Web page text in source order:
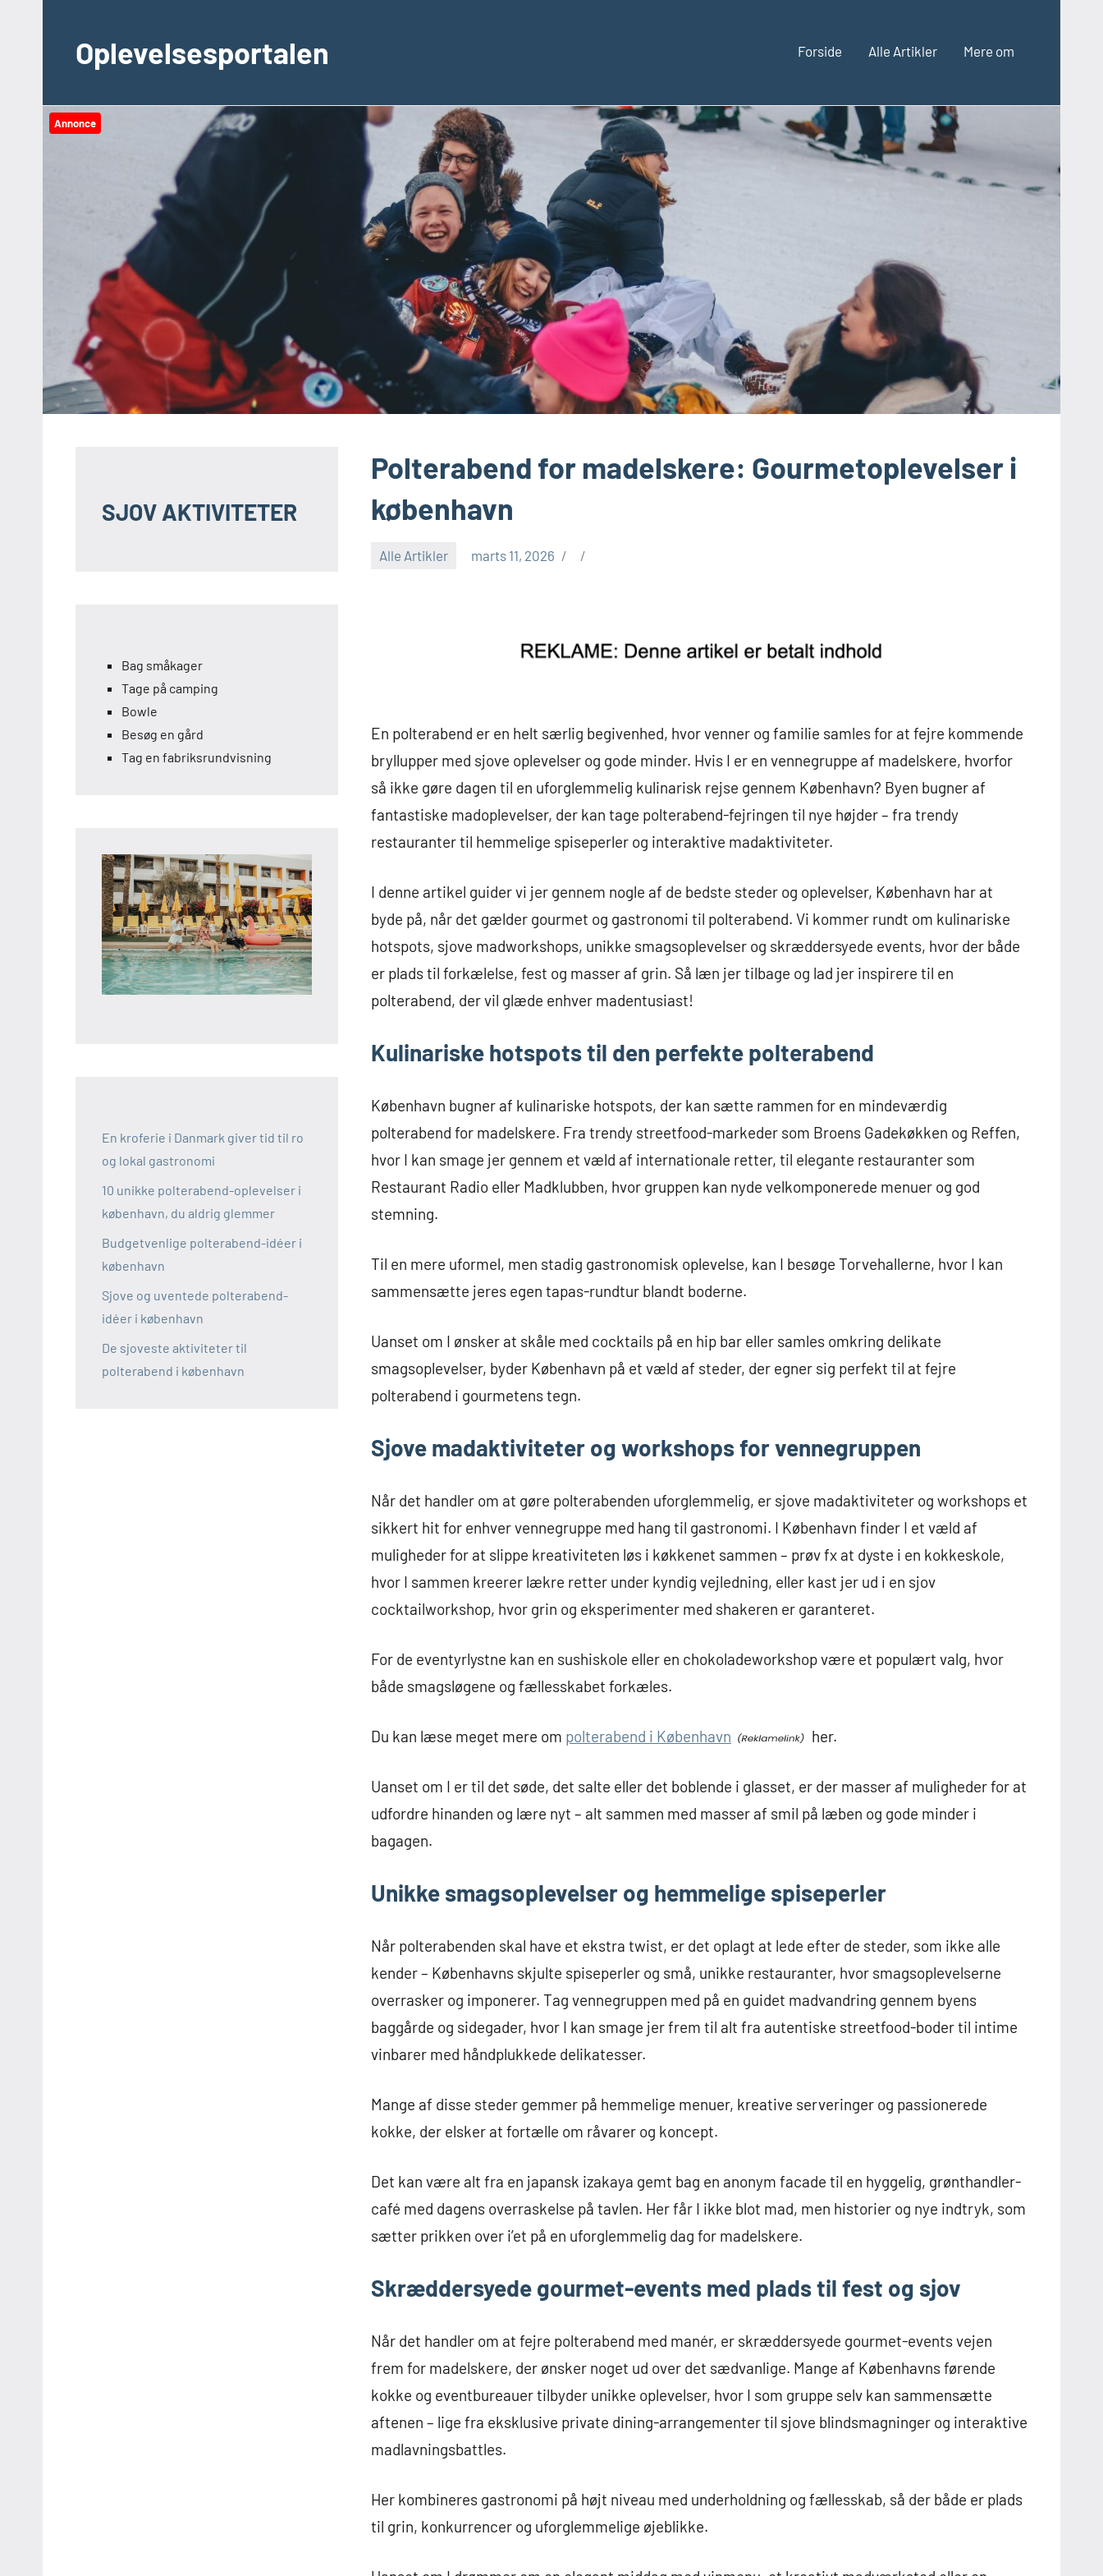
indholdOplevelsesportalen Forside Alle Artikler Mere om
Annonce
Polterabend for madelskere: Gourmetoplevelser i
københavn
Alle Artikler marts 11, 2026
En polterabend er en helt særlig begivenhed, hvor venner og familie samles for at fejre kommende
bryllupper med sjove oplevelser og gode minder. Hvis I er en vennegruppe af madelskere, hvorfor
så ikke gøre dagen til en uforglemmelig kulinarisk rejse gennem København? Byen bugner af
fantastiske madoplevelser, der kan tage polterabend-fejringen til nye højder – fra trendy
restauranter til hemmelige spiseperler og interaktive madaktiviteter.
I denne artikel guider vi jer gennem nogle af de bedste steder og oplevelser, København har at
byde på, når det gælder gourmet og gastronomi til polterabend. Vi kommer rundt om kulinariske
hotspots, sjove madworkshops, unikke smagsoplevelser og skræddersyede events, hvor der både
er plads til forkælelse, fest og masser af grin. Så læn jer tilbage og lad jer inspirere til en
polterabend, der vil glæde enhver madentusiast!
Kulinariske hotspots til den perfekte polterabend
København bugner af kulinariske hotspots, der kan sætte rammen for en mindeværdig
polterabend for madelskere. Fra trendy streetfood-markeder som Broens Gadekøkken og Reffen,
hvor I kan smage jer gennem et væld af internationale retter, til elegante restauranter som
Restaurant Radio eller Madklubben, hvor gruppen kan nyde velkomponerede menuer og god
stemning.
Til en mere uformel, men stadig gastronomisk oplevelse, kan I besøge Torvehallerne, hvor I kan
sammensætte jeres egen tapas-rundtur blandt boderne.
Uanset om I ønsker at skåle med cocktails på en hip bar eller samles omkring delikate
smagsoplevelser, byder København på et væld af steder, der egner sig perfekt til at fejre
polterabend i gourmetens tegn.
Sjove madaktiviteter og workshops for vennegruppen
Når det handler om at gøre polterabenden uforglemmelig, er sjove madaktiviteter og workshops et
sikkert hit for enhver vennegruppe med hang til gastronomi. I København finder I et væld af
muligheder for at slippe kreativiteten løs i køkkenet sammen – prøv fx at dyste i en kokkeskole,
hvor I sammen kreerer lækre retter under kyndig vejledning, eller kast jer ud i en sjov
cocktailworkshop, hvor grin og eksperimenter med shakeren er garanteret.
For de eventyrlystne kan en sushiskole eller en chokoladeworkshop være et populært valg, hvor
både smagsløgene og fællesskabet forkæles.
Du kan læse meget mere om polterabend i København her.
Uanset om I er til det søde, det salte eller det boblende i glasset, er der masser af muligheder for at
udfordre hinanden og lære nyt – alt sammen med masser af smil på læben og gode minder i
bagagen.
Unikke smagsoplevelser og hemmelige spiseperler
Når polterabenden skal have et ekstra twist, er det oplagt at lede efter de steder, som ikke alle
kender – Københavns skjulte spiseperler og små, unikke restauranter, hvor smagsoplevelserne
overrasker og imponerer. Tag vennegruppen med på en guidet madvandring gennem byens
baggårde og sidegader, hvor I kan smage jer frem til alt fra autentiske streetfood-boder til intime
vinbarer med håndplukkede delikatesser.
Mange af disse steder gemmer på hemmelige menuer, kreative serveringer og passionerede
kokke, der elsker at fortælle om råvarer og koncept.
Det kan være alt fra en japansk izakaya gemt bag en anonym facade til en hyggelig, grønthandler-
café med dagens overraskelse på tavlen. Her får I ikke blot mad, men historier og nye indtryk, som
sætter prikken over i’et på en uforglemmelig dag for madelskere.
Skræddersyede gourmet-events med plads til fest og sjov
Når det handler om at fejre polterabend med manér, er skræddersyede gourmet-events vejen
frem for madelskere, der ønsker noget ud over det sædvanlige. Mange af Københavns førende
kokke og eventbureauer tilbyder unikke oplevelser, hvor I som gruppe selv kan sammensætte
aftenen – lige fra eksklusive private dining-arrangementer til sjove blindsmagninger og interaktive
madlavningsbattles.
Her kombineres gastronomi på højt niveau med underholdning og fællesskab, så der både er plads
til grin, konkurrencer og uforglemmelige øjeblikke.
SJOV AKTIVITETER
Bag småkager
Tage på camping
Bowle
Besøg en gård
Tag en fabriksrundvisning
En kroferie i Danmark giver tid til ro
og lokal gastronomi
10 unikke polterabend-oplevelser i
københavn, du aldrig glemmer
Budgetvenlige polterabend-idéer i
københavn
Sjove og uventede polterabend-
idéer i københavn
De sjoveste aktiviteter til
polterabend i københavn